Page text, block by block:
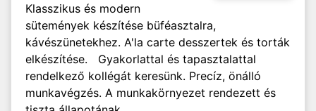
Klasszikus és modern
sütemények készítése büféasztalra,
kávészünetekhez. A'la carte desszertek és torták
elkészítése. Gyakorlattal és tapasztalattal
rendelkező kollégát keresünk. Precíz, önálló
munkavégzés. A munkakörnyezet rendezett és